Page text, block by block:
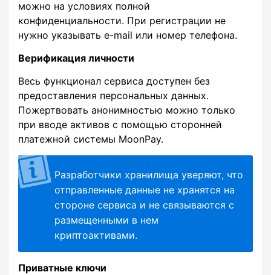
можно на условиях полной
конфиденциальности. При регистрации не
нужно указывать e-mail или номер телефона.
Верификация личности
Весь функционал сервиса доступен без
предоставления персональных данных.
Пожертвовать анонимностью можно только
при вводе активов с помощью сторонней
платежной системы MoonPay.
Разработчики хранилища уверяют, что
отправленные данные не хранятся на
стороне сервиса и не связываются с
размещенными в нем
криптоактивами.
Приватные ключи